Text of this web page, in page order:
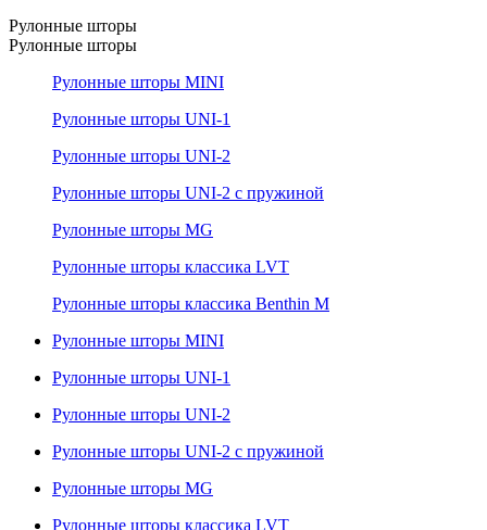
Рулонные шторы
Рулонные шторы
Рулонные шторы MINI
Рулонные шторы UNI-1
Рулонные шторы UNI-2
Рулонные шторы UNI-2 с пружиной
Рулонные шторы MG
Рулонные шторы классика LVT
Рулонные шторы классика Benthin M
Рулонные шторы MINI
Рулонные шторы UNI-1
Рулонные шторы UNI-2
Рулонные шторы UNI-2 с пружиной
Рулонные шторы MG
Рулонные шторы классика LVT